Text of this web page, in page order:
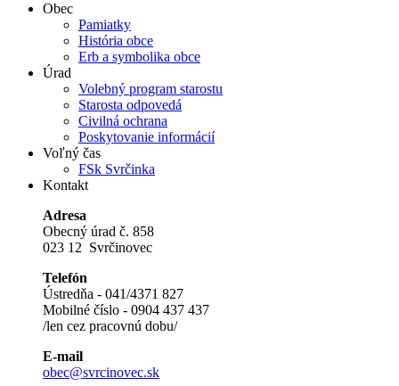
Obec
Pamiatky
História obce
Erb a symbolika obce
Úrad
Volebný program starostu
Starosta odpovedá
Civilná ochrana
Poskytovanie informácií
Voľný čas
FSk Svrčinka
Kontakt
Adresa
Obecný úrad č. 858
023 12 Svrčinovec
Telefón
Ústredňa - 041/4371 827
Mobilné číslo - 0904 437 437
/len cez pracovnú dobu/
E-mail
obec@svrcinovec.sk